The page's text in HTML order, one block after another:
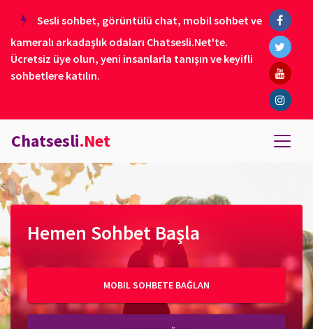
Sesli sohbet, görüntülü chat, mobil sohbet ve
kameralı arkadaşlık odaları Chatsesli.Net'te.
Ücretsiz üye olun, yeni insanlarla tanışın ve keyifli
sohbetlere katılın.
Chatsesli.Net
Hemen Sohbet Başla
MOBIL SOHBETE BAĞLAN